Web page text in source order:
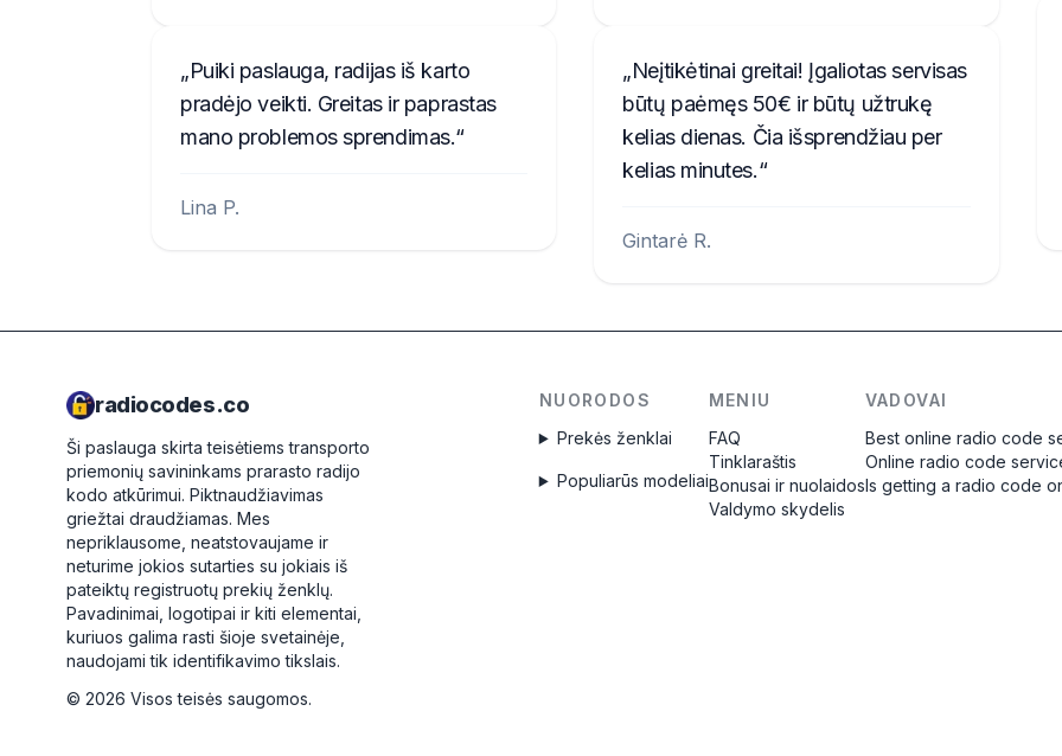
Puiki paslauga, radijas iš karto
pradėjo veikti. Greitas ir paprastas
mano problemos sprendimas.
Lina P.
Neįtikėtinai greitai! Įgaliotas servisas
būtų paėmęs 50€ ir būtų užtrukę
kelias dienas. Čia išsprendžiau per
kelias minutes.
Gintarė R.
radiocodes.co
Ši paslauga skirta teisėtiems transporto
priemonių savininkams prarasto radijo
kodo atkūrimui. Piktnaudžiavimas
griežtai draudžiamas. Mes
nepriklausome, neatstovaujame ir
neturime jokios sutarties su jokiais iš
pateiktų registruotų prekių ženklų.
Pavadinimai, logotipai ir kiti elementai,
kuriuos galima rasti šioje svetainėje,
naudojami tik identifikavimo tikslais.
© 2026 Visos teisės saugomos.
NUORODOS
Prekės ženklai
Populiarūs modeliai
MENIU
FAQ
Tinklaraštis
Bonusai ir nuolaidos
Valdymo skydelis
VADOVAI
Best online radio code
Online radio code
Is getting a radio code